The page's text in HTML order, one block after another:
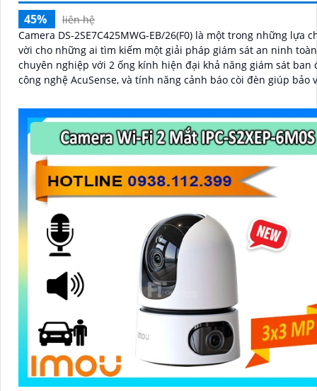
45%
liên hệ
Camera DS-2SE7C425MWG-EB/26(F0) là một trong những lựa
vời cho những ai tìm kiếm một giải pháp giám sát an ninh
chuyên nghiệp với 2 ống kính hiện đại khả năng giám sát ban
công nghệ AcuSense, và tính năng cảnh báo còi đèn giúp bảo